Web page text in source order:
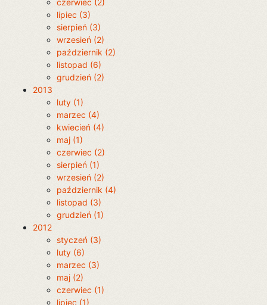
czerwiec (2)
lipiec (3)
sierpień (3)
wrzesień (2)
październik (2)
listopad (6)
grudzień (2)
2013
luty (1)
marzec (4)
kwiecień (4)
maj (1)
czerwiec (2)
sierpień (1)
wrzesień (2)
październik (4)
listopad (3)
grudzień (1)
2012
styczeń (3)
luty (6)
marzec (3)
maj (2)
czerwiec (1)
lipiec (1)